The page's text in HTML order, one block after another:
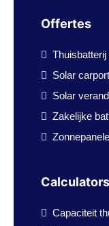
Offertes
Thuisbatterij
Solar
Solar
Zakelijke
Calculators
Capaciteit